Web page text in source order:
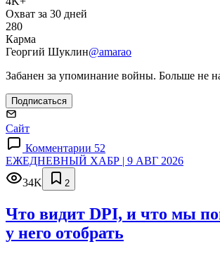
Охват за 30 дней
280
Карма
Георгий Шуклин@amarao
Забанен за упоминание войны. Больше не
Подписаться
Сайт
Комментарии 52
ЕЖЕДНЕВНЫЙ ХАБР | 9 АВГ 2026
34K
2
Что видит DPI, и что мы
у него отобрать